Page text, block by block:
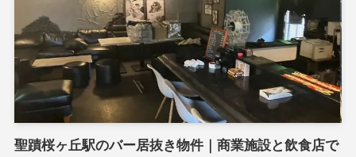
聖蹟桜ヶ丘駅のバー居抜き物件｜商業施設と飲食店で